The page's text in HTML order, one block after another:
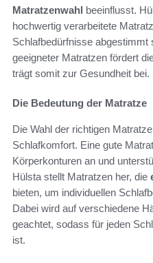
Matratzenwahl beeinflusst.
hochwertig verarbeitete
Schlafbedürfnisse abgestimmt
geeigneter Matratzen fördert
trägt somit zur Gesundheit bei.
Die Bedeutung der Matratze
Die Wahl der richtigen
Schlafkomfort. Eine gute
Körperkonturen an und
Hülsta stellt Matratzen her, die
bieten, um individuellen
Dabei wird auf verschiedene
geachtet, sodass für jeden
ist.